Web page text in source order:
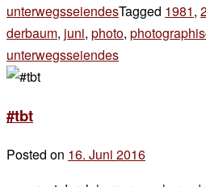
unterwegsseiendesTagged 1981,
derbaum, juni, photo,
unterwegsseiendes
zweite
#tbt
Posted on 16. Juni 2016